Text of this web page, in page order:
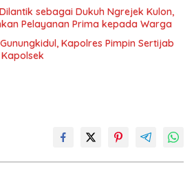
sebagai Dukuh Ngrejek Kulon,
Pelayanan Prima kepada Warga
Kapolres Pimpin Sertijab